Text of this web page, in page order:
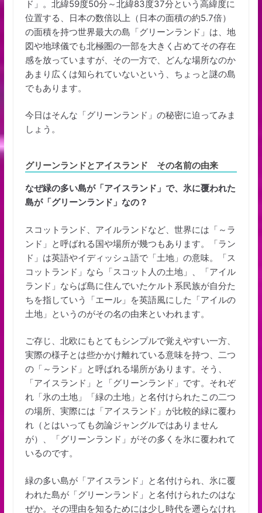
ド」。北緯59度50分～北緯83度37分という高緯度に
位置する、日本の数倍以上（日本の面積の約5.7倍）
の面積を持つ世界最大の島「グリーンランド」は、地
図や地球儀でも北極圏の一部を大きく占めてその存在
感を放っていますが、その一方で、どんな場所なのか
あまり広くは知られていないという、ちょっと謎の島
でもあります。
今日はそんな「グリーンランド」の秘密に迫ってみま
しょう。
グリーンランドとアイスランド その名前の由来
なぜ緑の多い島が「アイスランド」で、氷に覆われた
島が「グリーンランド」なの？
スコットランド、アイルランドなど、世界には「～ラ
ンド」と呼ばれる国や場所が幾つもあります。「ラン
ド」は英語やイディッシュ語で「土地」の意味。「ス
コットランド」なら「スコット人の土地」、「アイル
ランド」ならば島に住んでいたケルト系民族が自分た
ちを指していう「エール」を英語風にした「アイルの
土地」というのがその名の由来といわれます。
ご存じ、北欧にもとてもシンプルで覚えやすい一方、
実際の様子とは些かかけ離れている意味を持つ、二つ
の「～ランド」と呼ばれる場所があります。そう、
「アイスランド」と「グリーンランド」です。それぞ
れ「氷の土地」「緑の土地」と名付けられたこの二つ
の場所、実際には「アイスランド」が比較的緑に覆わ
れ（とはいっても勿論ジャングルではありません
が）、「グリーンランド」がその多くを氷に覆われて
いるのです。
緑の多い島が「アイスランド」と名付けられ、氷に覆
われた島が「グリーンランド」と名付けられたのはな
ぜか。その理由を知るためには少し時代を遡らなけれ